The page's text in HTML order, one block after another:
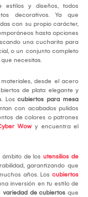
estilos y diseños, todos
decorativos. Ya que
con su propio carácter,
hasta opciones
una cucharita para
o un conjunto completo
necesitas.
desde el acero
de plata elegante y
Los cubiertos para mesa
con acabados pulidos
de colores o patrones
Wow y encuentra el
de los utensilios de
garantizando que
años. Los cubiertos
inversión en tu estilo de
variedad de cubiertos que